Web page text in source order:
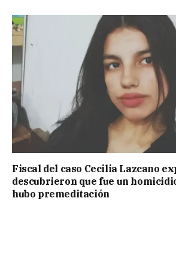
Fiscal del caso Cecilia Lazcano
descubrieron que fue un
hubo premeditación